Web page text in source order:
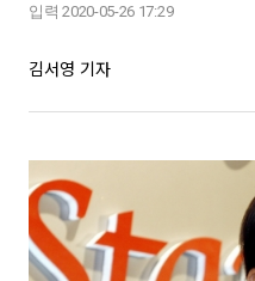
입력 2020-05-26 17:29
김서영 기자